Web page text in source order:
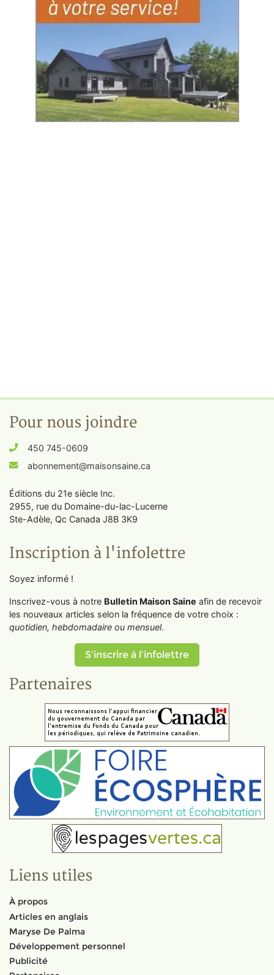
Pour nous joindre
450 745-0609
abonnement@maisonsaine.ca
Éditions du 21e siècle Inc.
2955, rue du Domaine-du-lac-Lucerne
Ste-Adèle, Qc Canada J8B 3K9
Inscription à l'infolettre
Soyez informé !
Inscrivez-vous à notre Bulletin Maison Saine afin de recevoir
les nouveaux articles selon la fréquence de votre choix :
quotidien, hebdomadaire ou mensuel.
S'inscrire à l'infolettre
Partenaires
Liens utiles
À propos
Articles en anglais
Maryse De Palma
Développement personnel
Publicité